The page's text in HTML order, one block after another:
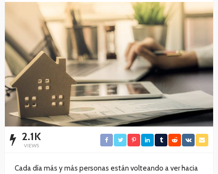
2.1K
VIEWS
Cada día más y más personas están volteando a ver hacia